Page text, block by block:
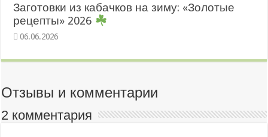
Заготовки из кабачков на зиму: «Золотые
рецепты» 2026
06.06.2026
Отзывы и комментарии
2 комментария